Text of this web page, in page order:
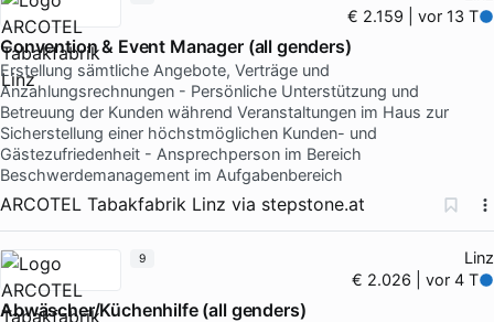
€ 2.159 | vor 13 T
Convention & Event Manager (all genders)
Erstellung sämtliche Angebote, Verträge und
Anzahlungsrechnungen - Persönliche Unterstützung und
Betreuung der Kunden während Veranstaltungen im Haus zur
Sicherstellung einer höchstmöglichen Kunden- und
Gästezufriedenheit - Ansprechperson im Bereich
Beschwerdemanagement im Aufgabenbereich
ARCOTEL Tabakfabrik Linz via stepstone.at
Linz
€ 2.026 | vor 4 T
Abwäscher/Küchenhilfe (all genders)
9